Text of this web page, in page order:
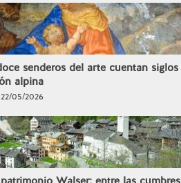
senderos del arte cuentan siglos
alpina
05/2026